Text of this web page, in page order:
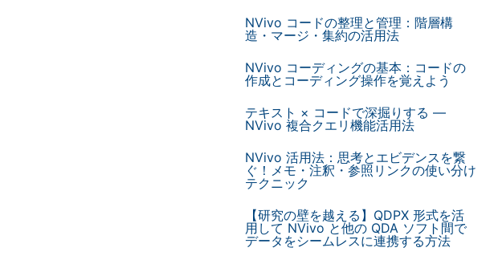
NVivo コードの整理と管理：階層構
造・マージ・集約の活用法
NVivo コーディングの基本：コードの
作成とコーディング操作を覚えよう
テキスト × コードで深掘りする —
NVivo 複合クエリ機能活用法
NVivo 活用法：思考とエビデンスを繋
ぐ！メモ・注釈・参照リンクの使い分け
テクニック
【研究の壁を越える】QDPX 形式を活
用して NVivo と他の QDA ソフト間で
データをシームレスに連携する方法